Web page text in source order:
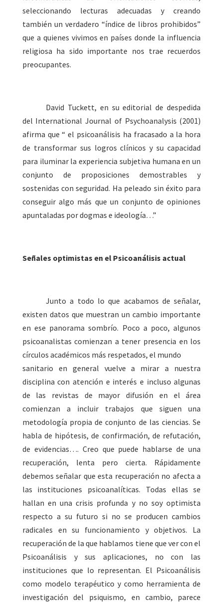
seleccionando lecturas adecuadas y creando
también un verdadero “índice de libros prohibidos”
que a quienes vivimos en países donde la influencia
religiosa ha sido importante nos trae recuerdos
preocupantes.
David Tuckett, en su editorial de despedida
del International Journal of Psychoanalysis (2001)
afirma que “ el psicoanálisis ha fracasado a la hora
de transformar sus logros clínicos y su capacidad
para iluminar la experiencia subjetiva humana en un
conjunto de proposiciones demostrables y
sostenidas con seguridad. Ha peleado sin éxito para
conseguir algo más que un conjunto de opiniones
apuntaladas por dogmas e ideología…”
Señales optimistas en el Psicoanálisis actual
Junto a todo lo que acabamos de señalar,
existen datos que muestran un cambio importante
en ese panorama sombrío. Poco a poco, algunos
psicoanalistas comienzan a tener presencia en los
círculos académicos más respetados, el mundo
sanitario en general vuelve a mirar a nuestra
disciplina con atención e interés e incluso algunas
de las revistas de mayor difusión en el área
comienzan a incluir trabajos que siguen una
metodología propia de conjunto de las ciencias. Se
habla de hipótesis, de confirmación, de refutación,
de evidencias…. Creo que puede hablarse de una
recuperación, lenta pero cierta. Rápidamente
debemos señalar que esta recuperación no afecta a
las instituciones psicoanalíticas. Todas ellas se
hallan en una crisis profunda y no soy optimista
respecto a su futuro si no se producen cambios
radicales en su funcionamiento y objetivos. La
recuperación de la que hablamos tiene que ver con el
Psicoanálisis y sus aplicaciones, no con las
instituciones que lo representan. El Psicoanálisis
como modelo terapéutico y como herramienta de
investigación del psiquismo, en cambio, parece